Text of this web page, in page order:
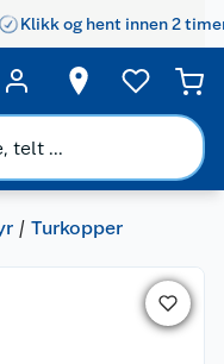
Klikk og hent innen 2
Turkopper